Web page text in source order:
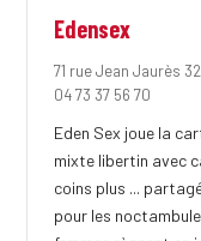
Edensex
71 rue Jean Jaurès
04 73 37 56 70
Eden Sex joue la
mixte libertin avec
coins plus ...
pour les